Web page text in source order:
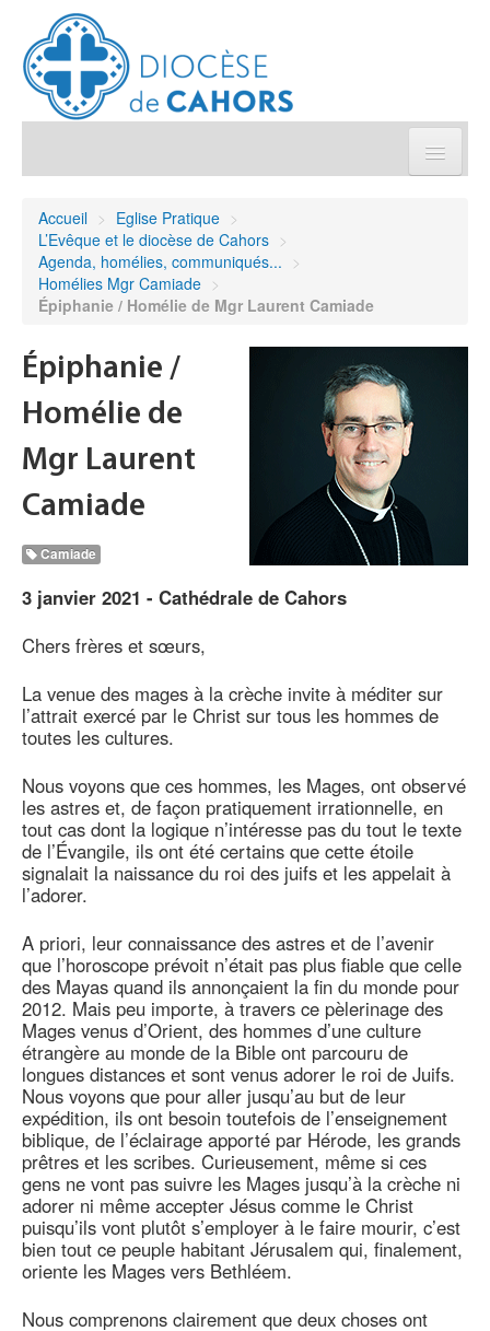
Démarches et sacrements
Sanctuaires & Pélerinages
Agenda diocésain
Annuaire/Contact
Accueil > Eglise Pratique >
L’Evêque et le diocèse de Cahors >
Agenda, homélies, communiqués... >
Homélies Mgr Camiade >
Épiphanie / Homélie de Mgr Laurent Camiade
Épiphanie /
Homélie de
Mgr Laurent
Camiade
Camiade
3 janvier 2021 - Cathédrale de Cahors
Chers frères et sœurs,
La venue des mages à la crèche invite à méditer sur
l’attrait exercé par le Christ sur tous les hommes de
toutes les cultures.
Nous voyons que ces hommes, les Mages, ont observé
les astres et, de façon pratiquement irrationnelle, en
tout cas dont la logique n’intéresse pas du tout le texte
de l’Évangile, ils ont été certains que cette étoile
signalait la naissance du roi des juifs et les appelait à
l’adorer.
A priori, leur connaissance des astres et de l’avenir
que l’horoscope prévoit n’était pas plus fiable que celle
des Mayas quand ils annonçaient la fin du monde pour
2012. Mais peu importe, à travers ce pèlerinage des
Mages venus d’Orient, des hommes d’une culture
étrangère au monde de la Bible ont parcouru de
longues distances et sont venus adorer le roi de Juifs.
Nous voyons que pour aller jusqu’au but de leur
expédition, ils ont besoin toutefois de l’enseignement
biblique, de l’éclairage apporté par Hérode, les grands
prêtres et les scribes. Curieusement, même si ces
gens ne vont pas suivre les Mages jusqu’à la crèche ni
adorer ni même accepter Jésus comme le Christ
puisqu’ils vont plutôt s’employer à le faire mourir, c’est
bien tout ce peuple habitant Jérusalem qui, finalement,
oriente les Mages vers Bethléem.
Nous comprenons clairement que deux choses ont